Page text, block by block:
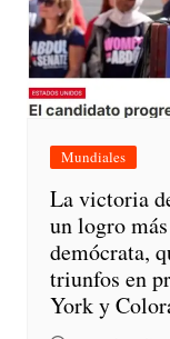
Mundiales
La victoria
un logro
demócrata,
triunfos en
York y